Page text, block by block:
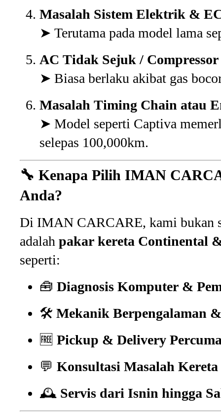
Masalah Sistem Elektrik &
➤ Terutama pada model lama
AC Tidak Sejuk / Compressor
➤ Biasa berlaku akibat gas
Masalah Timing Chain atau
➤ Model seperti Captiva
selepas 100,000km.
🔧 Kenapa Pilih IMAN
Anda?
Di IMAN CARCARE, kami bukan
adalah pakar kereta Continental
seperti:
🧰 Diagnosis Komputer &
🛠️ Mekanik Berpengalaman
🆓 Pickup & Delivery
💬 Konsultasi Masalah Kereta
🕰️ Servis dari Isnin hingga